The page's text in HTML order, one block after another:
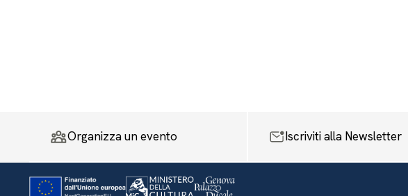
Organizza un evento Iscriviti alla Newsletter